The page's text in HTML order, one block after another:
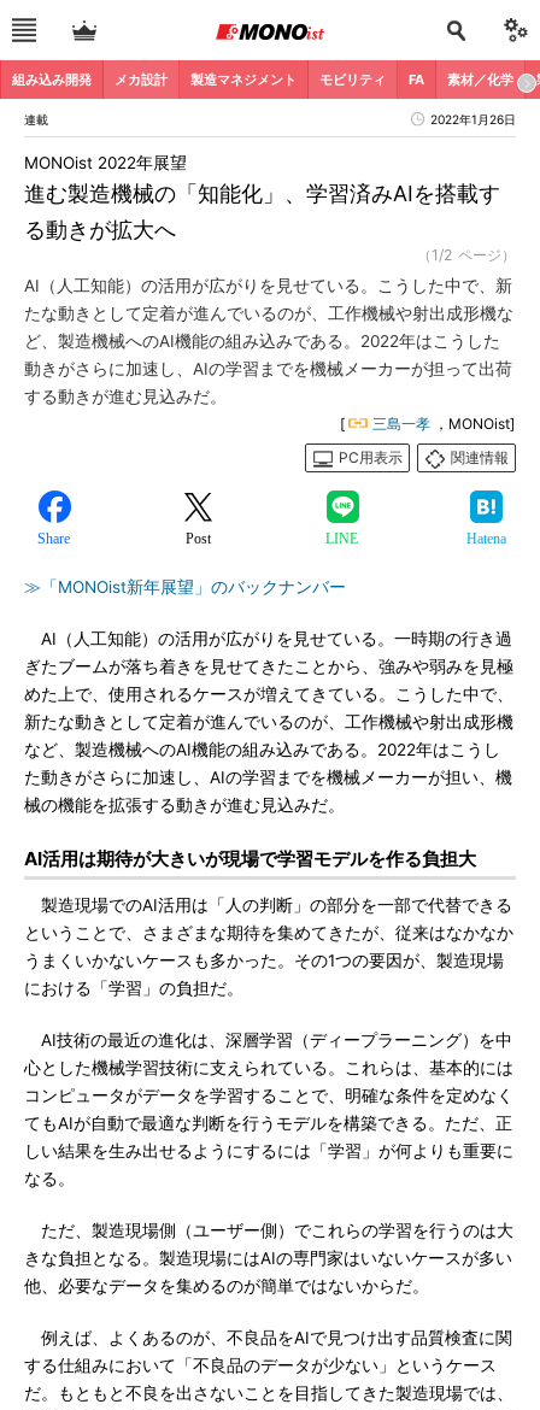
組み込み開発 メカ設計 製造マネジメント モビリティ FA 素材／化学
連載 2022年1月26日
進む製造機械の「知能化」、学習済みAIを搭載す
る動きが拡大へ
MONOist 2022年展望
（1/2 ページ）
AI（人工知能）の活用が広がりを見せている。こうした中で、新
たな動きとして定着が進んでいるのが、工作機械や射出成形機な
ど、製造機械へのAI機能の組み込みである。2022年はこうした
動きがさらに加速し、AIの学習までを機械メーカーが担って出荷
する動きが進む見込みだ。
[ 三島一孝 ，MONOist]
PC用表示
関連情報
Share Post LINE Hatena
≫「MONOist新年展望」のバックナンバー
AI（人工知能）の活用が広がりを見せている。一時期の行き過
ぎたブームが落ち着きを見せてきたことから、強みや弱みを見極
めた上で、使用されるケースが増えてきている。こうした中で、
新たな動きとして定着が進んでいるのが、工作機械や射出成形機
など、製造機械へのAI機能の組み込みである。2022年はこうし
た動きがさらに加速し、AIの学習までを機械メーカーが担い、機
械の機能を拡張する動きが進む見込みだ。
AI活用は期待が大きいが現場で学習モデルを作る負担大
製造現場でのAI活用は「人の判断」の部分を一部で代替できる
ということで、さまざまな期待を集めてきたが、従来はなかなか
うまくいかないケースも多かった。その1つの要因が、製造現場
における「学習」の負担だ。
AI技術の最近の進化は、深層学習（ディープラーニング）を中
心とした機械学習技術に支えられている。これらは、基本的には
コンピュータがデータを学習することで、明確な条件を定めなく
てもAIが自動で最適な判断を行うモデルを構築できる。ただ、正
しい結果を生み出せるようにするには「学習」が何よりも重要に
なる。
ただ、製造現場側（ユーザー側）でこれらの学習を行うのは大
きな負担となる。製造現場にはAIの専門家はいないケースが多い
他、必要なデータを集めるのが簡単ではないからだ。
例えば、よくあるのが、不良品をAIで見つけ出す品質検査に関
する仕組みにおいて「不良品のデータが少ない」というケース
だ。もともと不良を出さないことを目指してきた製造現場では、